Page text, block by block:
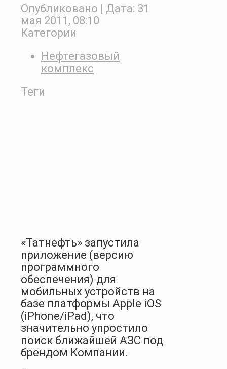
Опубликовано | Дата: 31
мая 2011, 08:10
Категории
Нефтегазовый
комплекс
Теги
«Татнефть» запустила
приложение (версию
программного
обеспечения) для
мобильных устройств на
базе платформы Apple iOS
(iPhone/iPad), что
значительно упростило
поиск ближайшей АЗС под
брендом Компании.